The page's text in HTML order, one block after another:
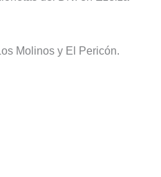
Molinos y El Pericón.